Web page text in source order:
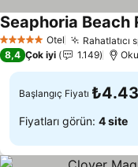
5 Yıldız Otel Rahatlatıcı
Seaphoria Beach
8,4 Çok iyi 1.149
Başlangıç Fiyatı
Fiyatları görün: 4 site